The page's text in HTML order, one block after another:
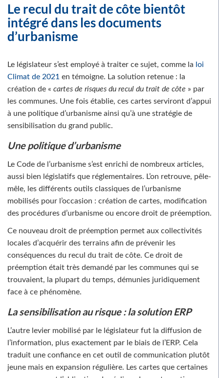
Le recul du trait de côte bientôt
intégré dans les documents
d’urbanisme
Le législateur s’est employé à traiter ce sujet, comme la loi
Climat de 2021 en témoigne. La solution retenue : la
création de « cartes de risques du recul du trait de côte » par
les communes. Une fois établie, ces cartes serviront d’appui
à une politique d’urbanisme ainsi qu’à une stratégie de
sensibilisation du grand public.
Une politique d’urbanisme
Le Code de l’urbanisme s’est enrichi de nombreux articles,
aussi bien législatifs que réglementaires. L’on retrouve, pêle-
mêle, les différents outils classiques de l’urbanisme
mobilisés pour l’occasion : création de cartes, modification
des procédures d’urbanisme ou encore droit de préemption.
Ce nouveau droit de préemption permet aux collectivités
locales d’acquérir des terrains afin de prévenir les
conséquences du recul du trait de côte. Ce droit de
préemption était très demandé par les communes qui se
trouvaient, la plupart du temps, démunies juridiquement
face à ce phénomène.
La sensibilisation au risque : la solution ERP
L’autre levier mobilisé par le législateur fut la diffusion de
l’information, plus exactement par le biais de l’ERP. Cela
traduit une confiance en cet outil de communication plutôt
jeune mais en expansion régulière. Les cartes que certaines